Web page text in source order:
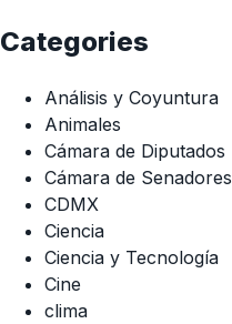
Categories
Análisis y Coyuntura
Animales
Cámara de Diputados
Cámara de Senadores
CDMX
Ciencia
Ciencia y Tecnología
Cine
clima